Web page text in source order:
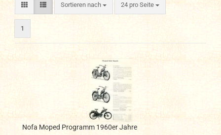
Sortieren nach
Sortieren nach 24 pro Seite
pro Seite
1
Nofa Moped Programm 1960er Jahre